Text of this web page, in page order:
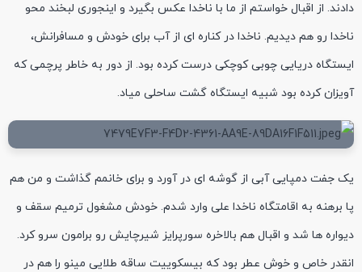
دادند. از اقبال خواستم از ما با ناخدا عکس بگیرد و اینجوری لبخند محو
ناخدا رو هم دیدیم. ناخدا در کناره ای از آب برای خودش و مسافرانش،
ایستگاه دریایی چوبی کوچکی درست کرده بود. از دور به خاطر پرچمی که
آویزان کرده بود شبیه ایستگاه گشت ساحلی میاد.
یک جفت دمپایی آبی از گوشه ای در آورد و برای خانمم گذاشت و من هم
پا برهنه به اقامتگاه ناخدا علی وارد شدم. خودش مشغول ترمیم سقف و
دیواره ها شد و اقبال هم بالاخره سورپرایز شیرچایش رو برامون سرو کرد.
انقدر خاص و خوش عطر بود که بیسکوییت ساقه طلایی مینو را هم در